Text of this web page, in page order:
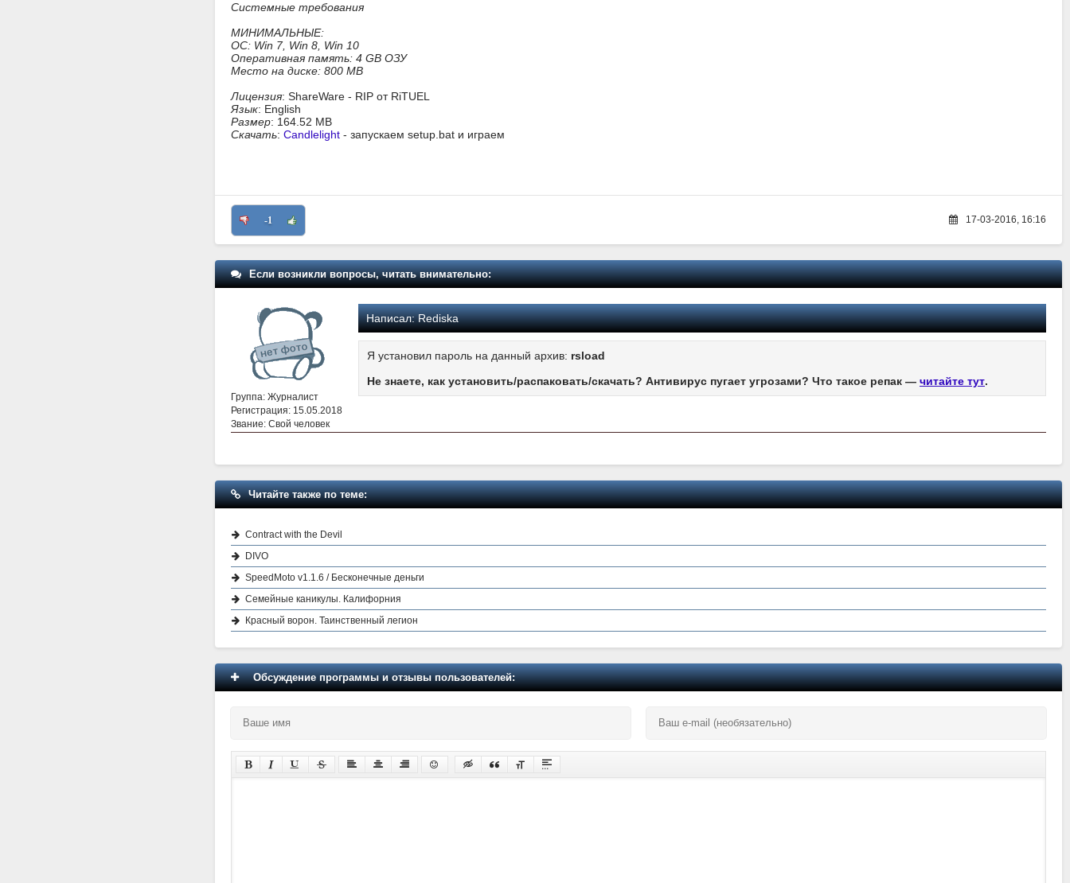
Системные требования
МИНИМАЛЬНЫЕ:
ОС: Win 7, Win 8, Win 10
Оперативная память: 4 GB ОЗУ
Место на диске: 800 MB
Лицензия: ShareWare - RIP от RiTUEL
Язык: English
Размер: 164.52 MB
Скачать: Candlelight - запускаем setup.bat и играем
-1 17-03-2016, 16:16
Если возникли вопросы, читать внимательно:
Группа: Журналист
Регистрация: 15.05.2018
Звание: Свой человек
Написал:Rediska
Я установил пароль на данный архив: rsload
Не знаете, как установить/распаковать/скачать? Антивирус пугает угрозами? Что такое репак — читайте тут.
Читайте также по теме:
Contract with the Devil
DIVO
SpeedMoto v1.1.6 / Бесконечные деньги
Семейные каникулы. Калифорния
Красный ворон. Таинственный легион
Обсуждение программы и отзывы пользователей: